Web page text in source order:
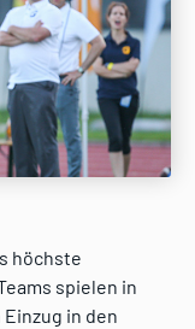
höchste
spielen in
in den